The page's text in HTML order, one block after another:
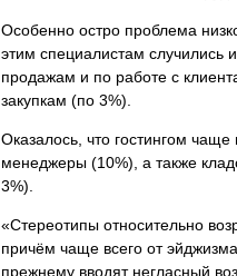
Особенно остро проблема
этим специалистам случились
продажам и по работе с
закупкам (по 3%).
Оказалось, что гостингом чаще
менеджеры (10%), а также
3%).
«Стереотипы относительно
причём чаще всего от
прежнему вводят негласный